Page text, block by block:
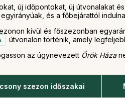
új időpontokat, új útvonalakat
és a főbejárattól
kívül és főszezonban
útvonalon történik, amely
az úgynevezett Őrök Háza
szezon időszakai